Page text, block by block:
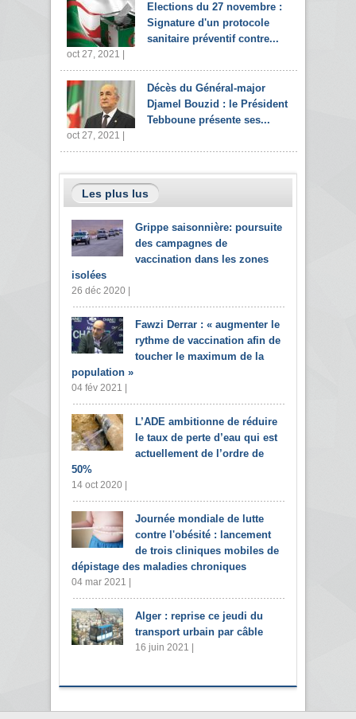
Elections du 27 novembre :
Signature d'un protocole
sanitaire préventif contre...
oct 27, 2021 |
Décès du Général-major
Djamel Bouzid : le Président
Tebboune présente ses...
oct 27, 2021 |
Les plus lus
Grippe saisonnière: poursuite
des campagnes de
vaccination dans les zones
isolées
26 déc 2020 |
Fawzi Derrar : « augmenter le
rythme de vaccination afin de
toucher le maximum de la
population »
04 fév 2021 |
L’ADE ambitionne de réduire
le taux de perte d’eau qui est
actuellement de l’ordre de
50%
14 oct 2020 |
Journée mondiale de lutte
contre l'obésité : lancement
de trois cliniques mobiles de
dépistage des maladies chroniques
04 mar 2021 |
Alger : reprise ce jeudi du
transport urbain par câble
16 juin 2021 |